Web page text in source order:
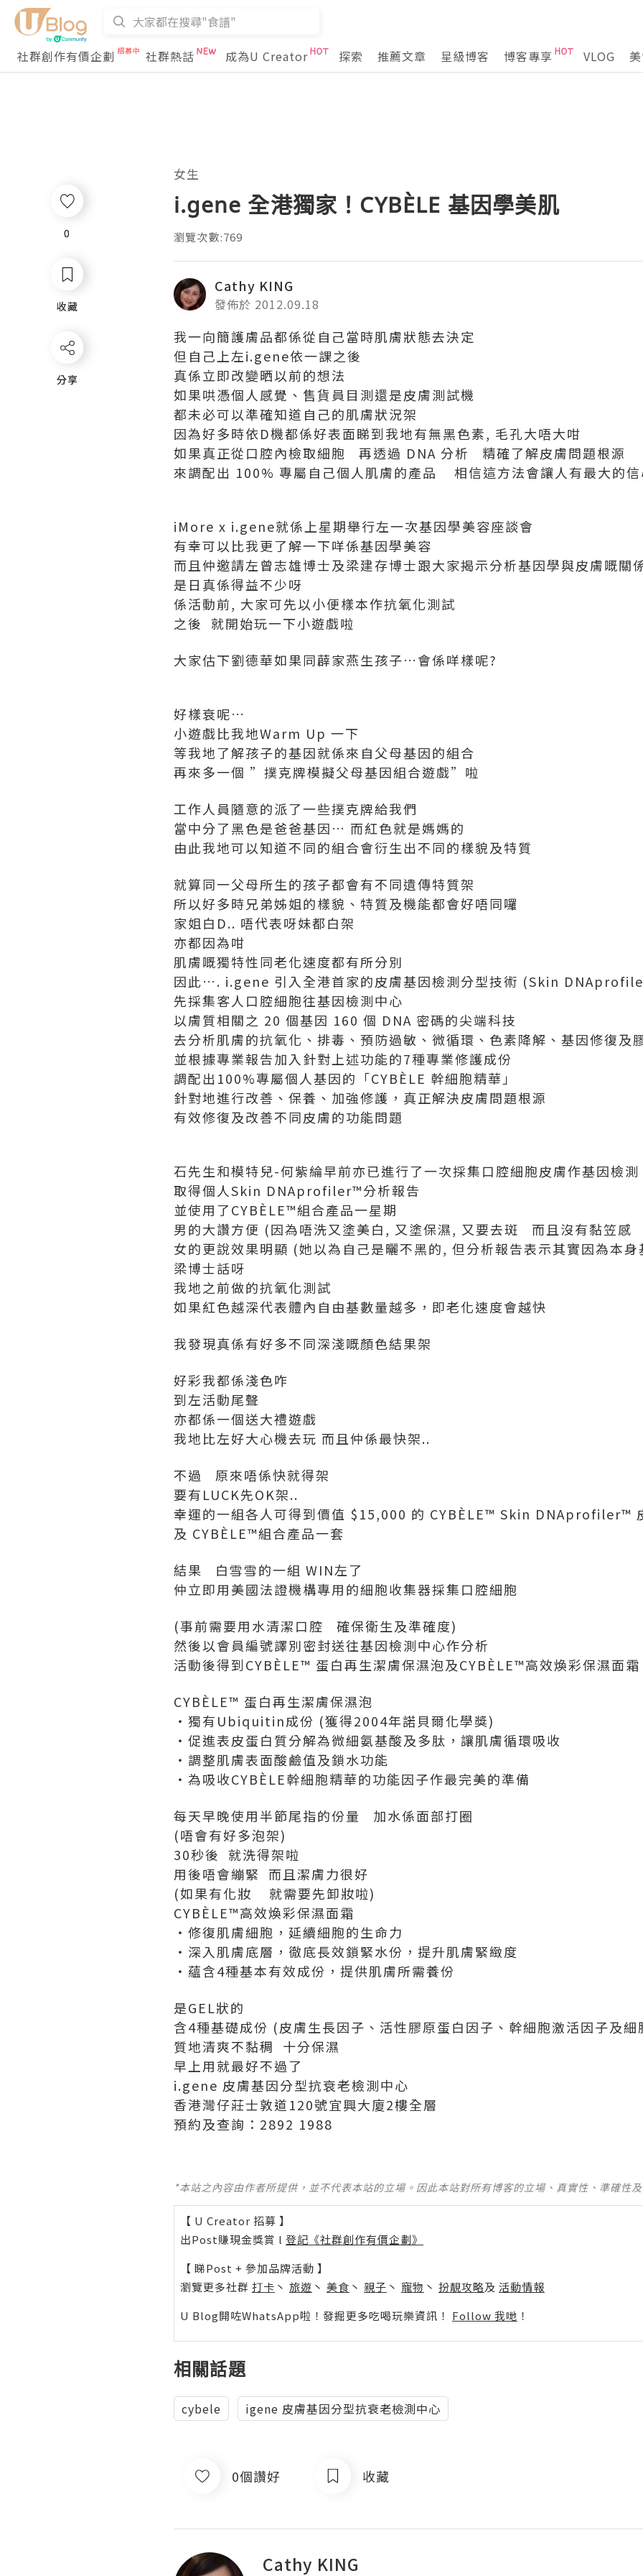
社群創作有價企劃 社群熱話 成為U Creator 探索 推薦文章 星級博客 博客專享 VLOG
0
收藏
分享
女生
i.gene 全港獨家！CYBÈLE 基因學美肌
瀏覽次數:769
Cathy KING
發佈於 2012.09.18
我一向簡護膚品都係從自己當時肌膚狀態去決定
但自己上左i.gene依一課之後
真係立即改變晒以前的想法
如果哄憑個人感覺、售貨員目測還是皮膚測試機
都未必可以準確知道自己的肌膚狀況架
因為好多時依D機都係好表面睇到我地有無黑色素, 毛孔大唔大咁
如果真正從口腔內檢取細胞 再透過 DNA 分析 精確了解皮膚問題根源
來調配出 100% 專屬自己個人肌膚的產品 相信這方法會讓人有最大的
iMore x i.gene就係上星期舉行左一次基因學美容座談會
有幸可以比我更了解一下咩係基因學美容
而且仲邀請左曾志雄博士及梁建存博士跟大家揭示分析基因學與皮膚嘅關
是日真係得益不少呀
係活動前, 大家可先以小便樣本作抗氧化測試
之後 就開始玩一下小遊戲啦
大家估下劉德華如果同薜家燕生孩子…會係咩樣呢?
好樣衰呢…
小遊戲比我地Warm Up 一下
等我地了解孩子的基因就係來自父母基因的組合
再來多一個 ”撲克牌模擬父母基因組合遊戲”啦
工作人員隨意的派了一些撲克牌給我們
當中分了黑色是爸爸基因… 而紅色就是媽媽的
由此我地可以知道不同的組合會衍生出不同的樣貌及特質
就算同一父母所生的孩子都會有不同遺傳特質架
所以好多時兄弟姊姐的樣貌、特質及機能都會好唔同囉
家姐白D.. 唔代表呀妹都白架
亦都因為咁
肌膚嘅獨特性同老化速度都有所分別
因此…. i.gene 引入全港首家的皮膚基因檢測分型技術 (Skin
先採集客人口腔細胞往基因檢測中心
以膚質相關之 20 個基因 160 個 DNA 密碼的尖端科技
去分析肌膚的抗氧化、排毒、預防過敏、微循環、色素降解、基因修復及
並根據專業報告加入針對上述功能的7種專業修護成份
調配出100%專屬個人基因的「CYBÈLE 幹細胞精華」
針對地進行改善、保養、加強修護，真正解決皮膚問題根源
有效修復及改善不同皮膚的功能問題
石先生和模特兒-何紫綸早前亦已進行了一次採集口腔細胞皮膚作基因檢測
取得個人Skin DNAprofiler™分析報告
並使用了CYBÈLE™組合產品一星期
男的大讚方便 (因為唔洗又塗美白, 又塗保濕, 又要去斑 而且沒有黏笠感
女的更說效果明顯 (她以為自己是曬不黑的, 但分析報告表示其實因為本
梁博士話呀
我地之前做的抗氧化測試
如果紅色越深代表體內自由基數量越多，即老化速度會越快
我發現真係有好多不同深淺嘅顏色結果架
好彩我都係淺色咋
到左活動尾聲
亦都係一個送大禮遊戲
我地比左好大心機去玩 而且仲係最快架..
不過 原來唔係快就得架
要有LUCK先OK架..
幸運的一組各人可得到價值 $15,000 的 CYBÈLE™ Skin DNAprofiler™
及 CYBÈLE™組合產品一套
結果 白雪雪的一組 WIN左了
仲立即用美國法證機構專用的細胞收集器採集口腔細胞
(事前需要用水清潔口腔 確保衛生及準確度)
然後以會員編號譯別密封送往基因檢測中心作分析
活動後得到CYBÈLE™ 蛋白再生潔膚保濕泡及CYBÈLE™高效煥彩保濕面霜
CYBÈLE™ 蛋白再生潔膚保濕泡
‧獨有Ubiquitin成份 (獲得2004年諾貝爾化學獎)
‧促進表皮蛋白質分解為微細氨基酸及多肽，讓肌膚循環吸收
‧調整肌膚表面酸鹼值及鎖水功能
‧為吸收CYBÈLE幹細胞精華的功能因子作最完美的準備
每天早晚使用半節尾指的份量 加水係面部打圈
(唔會有好多泡架)
30秒後 就洗得架啦
用後唔會繃緊 而且潔膚力很好
(如果有化妝 就需要先卸妝啦)
CYBÈLE™高效煥彩保濕面霜
‧修復肌膚細胞，延續細胞的生命力
‧深入肌膚底層，徹底長效鎖緊水份，提升肌膚緊緻度
‧蘊含4種基本有效成份，提供肌膚所需養份
是GEL狀的
含4種基礎成份 (皮膚生長因子、活性膠原蛋白因子、幹細胞激活因子及
質地清爽不黏稠 十分保濕
早上用就最好不過了
i.gene 皮膚基因分型抗衰老檢測中心
香港灣仔莊士敦道120號宜興大廈2樓全層
預約及查詢：2892 1988
*本站之內容由作者所提供，並不代表本站的立場。因此本站對所有博客的立場、真實性、準確性
【 U Creator 招募 】
出Post賺現金獎賞 l 登記《社群創作有價企劃》
【 睇Post + 參加品牌活動 】
瀏覽更多社群 打卡 丶 旅遊 丶 美食 丶 親子 丶 寵物 丶 扮靚攻略及 活動情報
U Blog開咗WhatsApp啦！發掘更多吃喝玩樂資訊！ Follow 我哋 ！
相關話題
cybele igene 皮膚基因分型抗衰老檢測中心
0個讚好 收藏
Cathy KING
0
收藏
分享